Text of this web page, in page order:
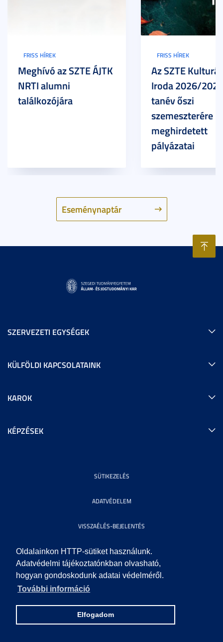
Oldalainkon HTTP-sütiket használunk.
Adatvédelmi tájékoztatónkban olvasható,
hogyan gondoskodunk adatai védelméről.
További információ
Elfogadom
Eseménynaptár
FRISS HÍREK
Meghívó az SZTE ÁJTK
NRTI alumni
találkozójára
FRISS HÍREK
Az SZTE
Iroda 2026/
tanév őszi
szemeszterére
meghirdetett
pályázatai
SZERVEZETI EGYSÉGEK
KÜLFÖLDI KAPCSOLATAINK
KAROK
KÉPZÉSEK
SÜTIKEZELÉS
ADATVÉDELEM
VISSZAÉLÉS-BEJELENTÉS
KÖZÉRDEKŰ ADATOK
IMPRESSZUM